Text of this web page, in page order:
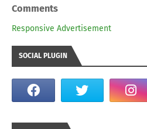
Comments
Responsive Advertisement
SOCIAL PLUGIN